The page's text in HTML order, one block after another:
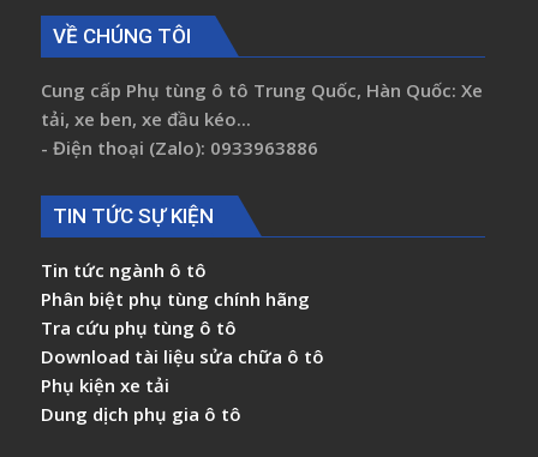
VỀ CHÚNG TÔI
Cung cấp Phụ tùng ô tô Trung Quốc, Hàn Quốc: Xe
tải, xe ben, xe đầu kéo...
- Điện thoại (Zalo): 0933963886
TIN TỨC SỰ KIỆN
Tin tức ngành ô tô
Phân biệt phụ tùng chính hãng
Tra cứu phụ tùng ô tô
Download tài liệu sửa chữa ô tô
Phụ kiện xe tải
Dung dịch phụ gia ô tô